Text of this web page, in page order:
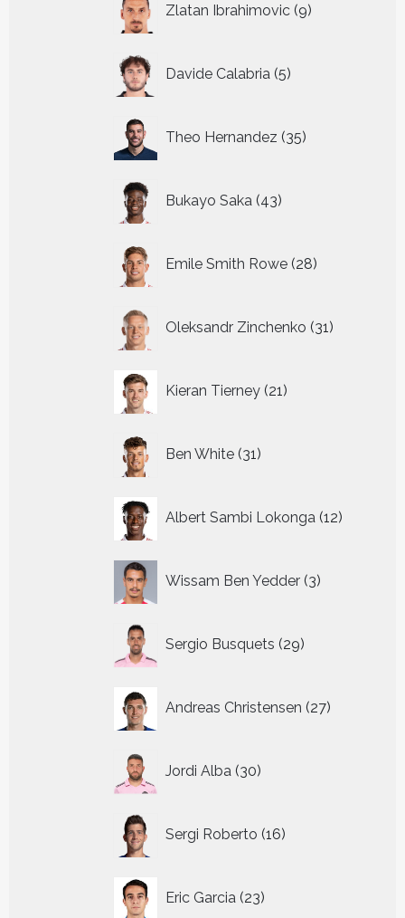
Zlatan Ibrahimovic 9
producten
Davide Calabria 5
producten
Theo Hernandez 35
producten
Bukayo Saka 43
producten
Emile Smith Rowe 28
producten
Oleksandr Zinchenko 31
producten
Kieran Tierney 21
producten
Ben White 31
producten
Albert Sambi Lokonga 12
Wissam Ben Yedder 3
producten
Sergio Busquets 29
producten
Andreas Christensen 27
producten
Jordi Alba 30
producten
Sergi Roberto 16
producten
Eric Garcia 23
producten